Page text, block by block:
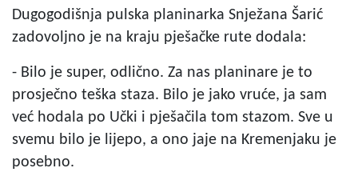
Dugogodišnja pulska planinarka Snježana Šarić
zadovoljno je na kraju pješačke rute dodala:
- Bilo je super, odlično. Za nas planinare je to
prosječno teška staza. Bilo je jako vruće, ja sam
već hodala po Učki i pješačila tom stazom. Sve u
svemu bilo je lijepo, a ono jaje na Kremenjaku je
posebno.